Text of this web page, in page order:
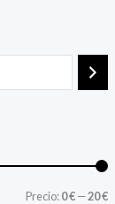
Precio:0 €—20 €